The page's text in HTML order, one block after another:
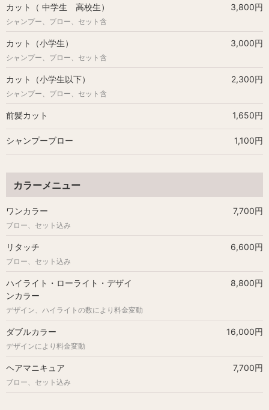
カット（ 中学生 高校生） 3,800円
シャンプー、ブロー、セット含
カット（小学生） 3,000円
シャンプー、ブロー、セット含
カット（小学生以下） 2,300円
シャンプー、ブロー、セット含
前髪カット 1,650円
シャンプーブロー 1,100円
カラーメニュー
ワンカラー 7,700円
ブロー、セット込み
リタッチ 6,600円
ブロー、セット込み
ハイライト・ローライト・デザイ
ンカラー
8,800円
デザイン、ハイライトの数により料金変動
ダブルカラー 16,000円
デザインにより料金変動
ヘアマニキュア 7,700円
ブロー、セット込み